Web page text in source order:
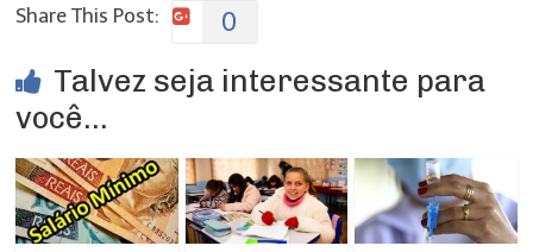
Share This Post:
0
Talvez seja interessante para
você...